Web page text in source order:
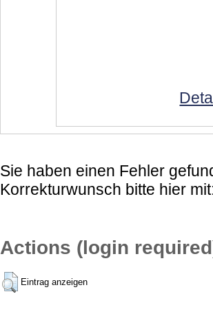
Sie haben einen Fehler
Korrekturwunsch bitte hier
Actions (login
Eintrag anzeigen